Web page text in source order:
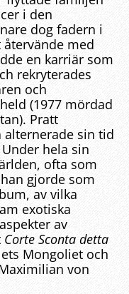
i den
dog fadern i
återvände med
en karriär som
rekryterades
och
(1977 mördad
Pratt
alternerade sin tid
hela sin
ofta som
gjorde som
av vilka
exotiska
av
Corte Sconta detta
Mongoliet och
von